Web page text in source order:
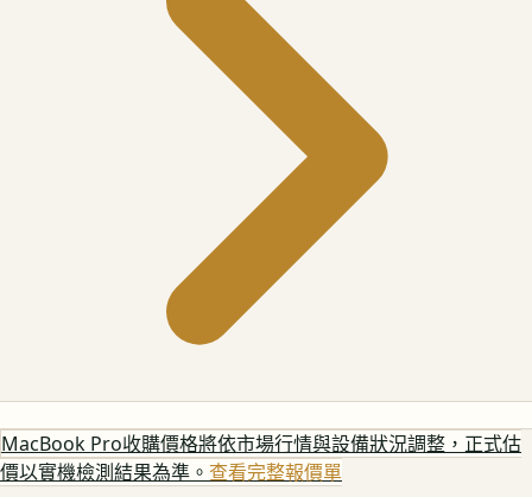
MacBook Pro收購價格將依市場行情與設備狀況調整，正式估
價以實機檢測結果為準。 查看完整報價單